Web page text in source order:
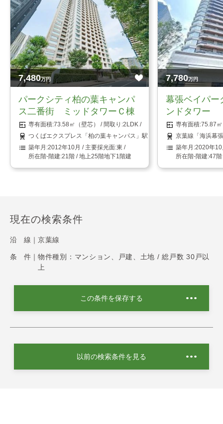
7,480万円
パークシティ柏の葉キャンパ
ス二番街 ミッドタワーＣ棟
73.58㎡（壁芯）
2LDK
つくばエクスプレス「柏の葉キャンパス」駅まで 徒歩5分
2012年10月
東
21階 / 地上25階地下1階建
7,780万円
幕張ベイパ
ンドタワー
75.87
京葉線「海浜幕
2020年10
47階
現在の検索条件
沿 線｜ 京葉線
条 件｜ 物件種別：マンション、戸建、土地 / 総戸数 30戸以
上
この条件を保存する
以前の検索条件を見る